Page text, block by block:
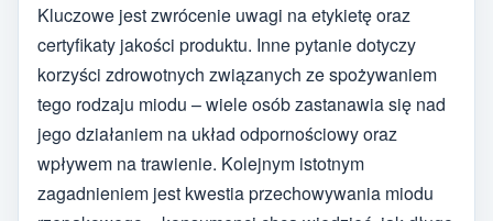
Kluczowe jest zwrócenie uwagi na etykietę oraz
certyfikaty jakości produktu. Inne pytanie dotyczy
korzyści zdrowotnych związanych ze spożywaniem
tego rodzaju miodu – wiele osób zastanawia się nad
jego działaniem na układ odpornościowy oraz
wpływem na trawienie. Kolejnym istotnym
zagadnieniem jest kwestia przechowywania miodu